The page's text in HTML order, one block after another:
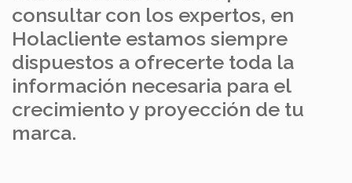
consultar con los expertos, en
Holacliente estamos siempre
dispuestos a ofrecerte toda la
información necesaria para el
crecimiento y proyección de tu
marca.